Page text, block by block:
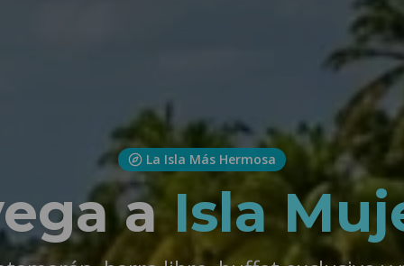
La Isla Más Hermosa
aIsla